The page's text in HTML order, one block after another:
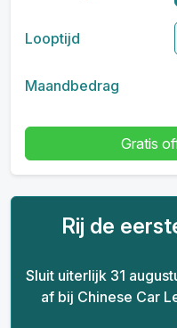
Looptijd
Maandbedrag
Gratis
Rij de
Sluit uiterlijk 31
af bij Chinese Car